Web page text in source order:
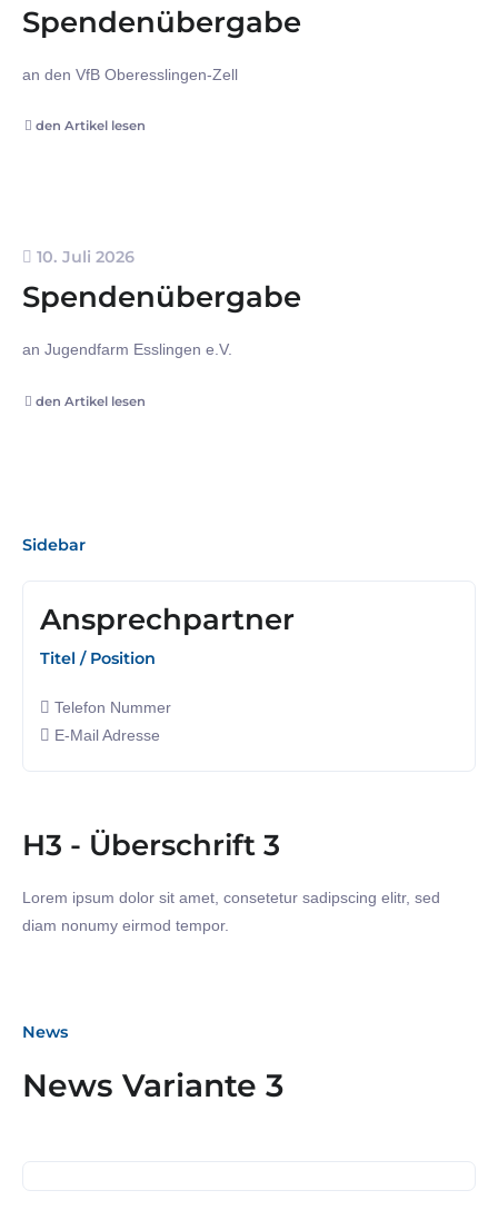
Spendenübergabe
an den VfB Oberesslingen-Zell
den Artikel lesen
10. Juli 2026
Spendenübergabe
an Jugendfarm Esslingen e.V.
den Artikel lesen
Sidebar
Ansprechpartner
Titel / Position
Telefon Nummer
E-Mail Adresse
H3 - Überschrift 3
Lorem ipsum dolor sit amet, consetetur sadipscing elitr, sed
diam nonumy eirmod tempor.
News
News Variante 3
06. Dezember 2023